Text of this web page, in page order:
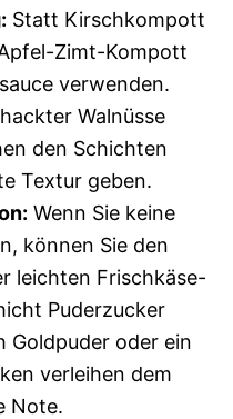
Statt Kirschkompott
Zimt-Kompott
verwenden.
Walnüsse
den Schichten
Textur geben.
Wenn Sie keine
können Sie den
leichten Frischkäse-
Puderzucker
Goldpuder oder ein
verleihen dem
Note.